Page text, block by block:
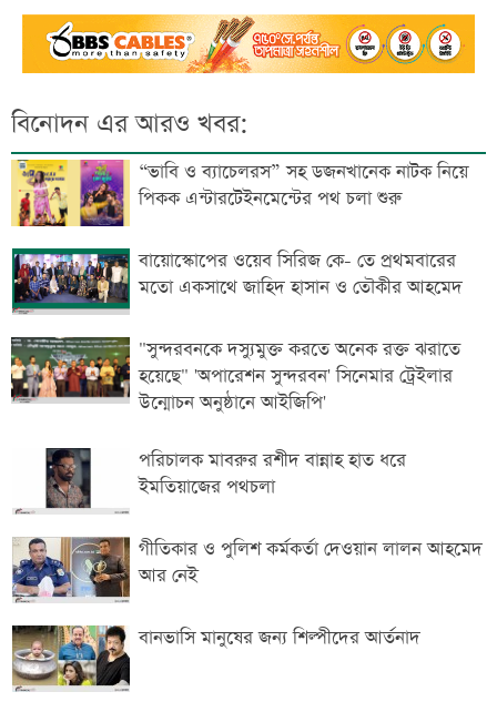
বিনোদন এর আরও খবর:
“ভাবি ও ব্যাচেলরস” সহ ডজনখানেক নাটক নিয়ে
পিকক এন্টারটেইনমেন্টের পথ চলা শুরু
বায়োস্কোপের ওয়েব সিরিজ কে- তে প্রথমবারের
মতো একসাথে জাহিদ হাসান ও তৌকীর আহমেদ
"সুন্দরবনকে দস্যুমুক্ত করতে অনেক রক্ত ঝরাতে
হয়েছে" 'অপারেশন সুন্দরবন' সিনেমার ট্রেইলার
উন্মোচন অনুষ্ঠানে আইজিপি'
পরিচালক মাবরুর রশীদ বান্নাহ হাত ধরে
ইমতিয়াজের পথচলা
গীতিকার ও পুলিশ কর্মকর্তা দেওয়ান লালন আহমেদ
আর নেই
বানভাসি মানুষের জন্য শিল্পীদের আর্তনাদ